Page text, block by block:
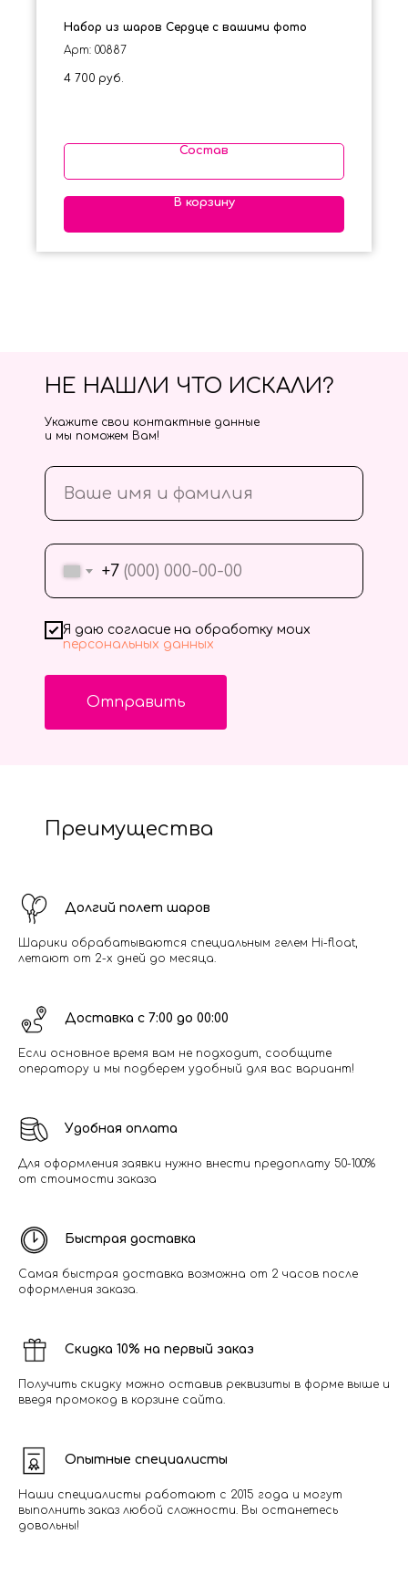
Набор из шаров Сердце с вашими фото
Арт: 00887
4 700 руб.
Состав
В корзину
+7
Я даю согласие на обработку моих
персональных данных
Отправить
НЕ НАШЛИ ЧТО ИСКАЛИ?
Укажите свои контактные данные
и мы поможем Вам!
Преимущества
Долгий полет шаров
Шарики обрабатываются специальным гелем Hi-float,
летают от 2-х дней до месяца.
Доставка с 7:00 до 00:00
Если основное время вам не подходит, сообщите
оператору и мы подберем удобный для вас вариант!
Удобная оплата
Для оформления заявки нужно внести предоплату 50-100%
от стоимости заказа
Быстрая доставка
Самая быстрая доставка возможна от 2 часов после
оформления заказа.
Скидка 10% на первый заказ
Получить скидку можно оставив реквизиты в форме выше и
введя промокод в корзине сайта.
Опытные специалисты
Наши специалисты работают с 2015 года и могут
выполнить заказ любой сложности. Вы останетесь
довольны!